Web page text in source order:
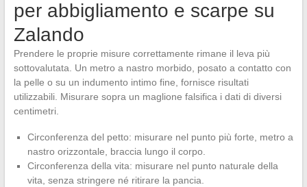
per abbigliamento e scarpe su
Zalando
Prendere le proprie misure correttamente rimane il leva più
sottovalutata. Un metro a nastro morbido, posato a contatto con
la pelle o su un indumento intimo fine, fornisce risultati
utilizzabili. Misurare sopra un maglione falsifica i dati di diversi
centimetri.
Circonferenza del petto: misurare nel punto più forte, metro a
nastro orizzontale, braccia lungo il corpo.
Circonferenza della vita: misurare nel punto naturale della
vita, senza stringere né ritirare la pancia.